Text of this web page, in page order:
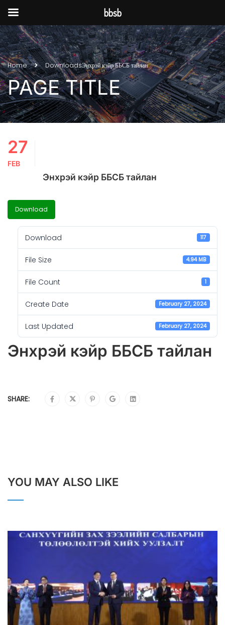
Home DownloadsЭнхрэй кэйр ББСБ тайлан
PAGE TITLE
27
FEB
Энхрэй кэйр ББСБ тайлан
Download
Download 117
File Size 4.94 MB
File Count 1
Create Date February 27, 2024
Last Updated February 27, 2024
Энхрэй кэйр ББСБ тайлан
SHARE:
YOU MAY ALSO LIKE
bbsb